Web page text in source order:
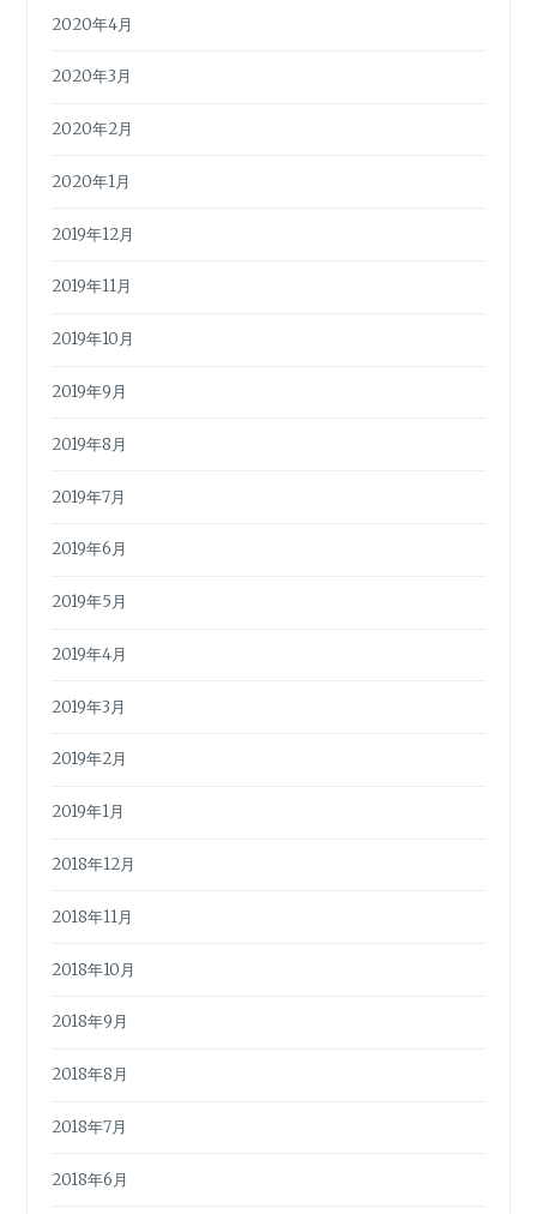
2020年4月
2020年3月
2020年2月
2020年1月
2019年12月
2019年11月
2019年10月
2019年9月
2019年8月
2019年7月
2019年6月
2019年5月
2019年4月
2019年3月
2019年2月
2019年1月
2018年12月
2018年11月
2018年10月
2018年9月
2018年8月
2018年7月
2018年6月